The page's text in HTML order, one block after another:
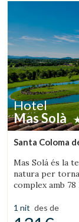
Hotel
Mas Solà
Santa Coloma
Mas Solá és la
natura per
complex amb
1 nit des de